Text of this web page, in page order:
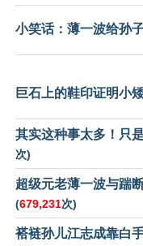
小笑话：薄一波给孙
巨石上的鞋印证明小
其实这种事太多！只
次)
超级元老薄一波与踹
(679,231次)
褡裢孙儿江志成靠白